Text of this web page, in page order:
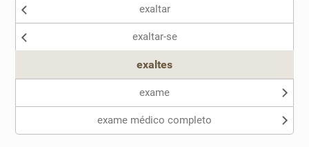
Nenhum dos sinônimos apresentados me ajudou
exaltar
exaltar-se
exaltes
exame
exame médico completo